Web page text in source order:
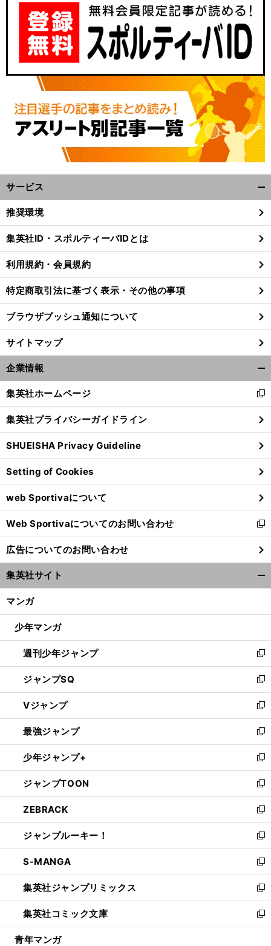
へ
サービス
閉
る
推奨環境
集英社ID・スポルティーバIDとは
利用規約・会員規約
特定商取引法に基づく表示・その他の事項
ブラウザプッシュ通知について
サイトマップ
企業情報
閉
る
集英社ホームページ
新
し
い
ウ
ィ
ン
ド
ウ
で
開
く
集英社プライバシーガイドライン
SHUEISHA Privacy Guideline
Setting of Cookies
web Sportivaについて
Web Sportivaについてのお問い合わせ
新
し
い
ウ
ィ
ン
ウ
開
く
広告についてのお問い合わせ
集英社サイト
マンガ
少年マンガ
週刊少年ジャンプ
新
し
い
ウ
ィ
ン
ド
ウ
で
開
く
ジャンプSQ
新
し
い
ウ
ィ
ン
ド
ウ
で
開
く
Vジャンプ
新
し
い
ウ
ィ
ン
ド
ウ
で
開
く
最強ジャンプ
新
し
い
ウ
ィ
ン
ド
ウ
で
開
く
少年ジャンプ+
新
し
い
ウ
ィ
ン
ド
ウ
で
開
く
ジャンプTOON
新
し
い
ウ
ィ
ン
ド
ウ
で
開
く
ZEBRACK
新
し
い
ウ
ィ
ン
ド
ウ
で
開
ジャンプルーキー！
新
し
い
ウ
ィ
ン
ド
ウ
S-MANGA
新
し
い
ウ
ィ
ン
集英社ジャンプリミックス
新
し
い
ウ
集英社コミック文庫
新
し
青年マンガ